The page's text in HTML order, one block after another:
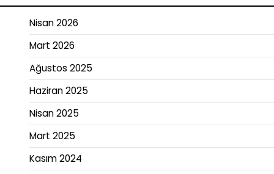
Nisan 2026
Mart 2026
Ağustos 2025
Haziran 2025
Nisan 2025
Mart 2025
Kasım 2024